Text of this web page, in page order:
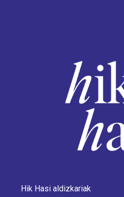
Hik Hasi aldizkariak